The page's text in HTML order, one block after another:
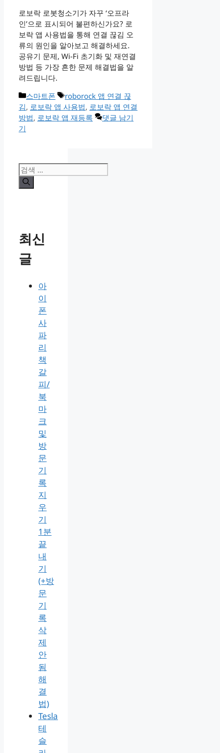
로보락 로봇청소기가 자꾸 ‘오프라
인’으로 표시되어 불편하신가요? 로
보락 앱 사용법을 통해 연결 끊김 오
류의 원인을 알아보고 해결하세요.
공유기 문제, Wi-Fi 초기화 및 재연결
방법 등 가장 흔한 문제 해결법을 알
려드립니다.
카
테
고
스마트폰
태
그
roborock 앱 연결 끊
김, 로보락 앱 사용법, 로보락 앱 연결
방법, 로보락 앱 재등록
댓글 남기
기
검
색:
최신
글
아
이
폰
사
파
리
책
갈
피/
북
마
크
및
방
문
기
록
지
우
기
1분
끝
내
기
(+방
문
기
록
삭
제
안
됨
해
결
법)
Tesla
테
슬